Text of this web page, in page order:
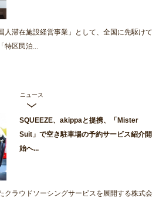
人滞在施設経営事業」として、全国に先駆けて
特区民泊...
ニュース
SQUEEZE、akippaと提携、「Mister
Suit」で空き駐車場の予約サービス紹介開
始へ...
クラウドソーシングサービスを展開する株式会